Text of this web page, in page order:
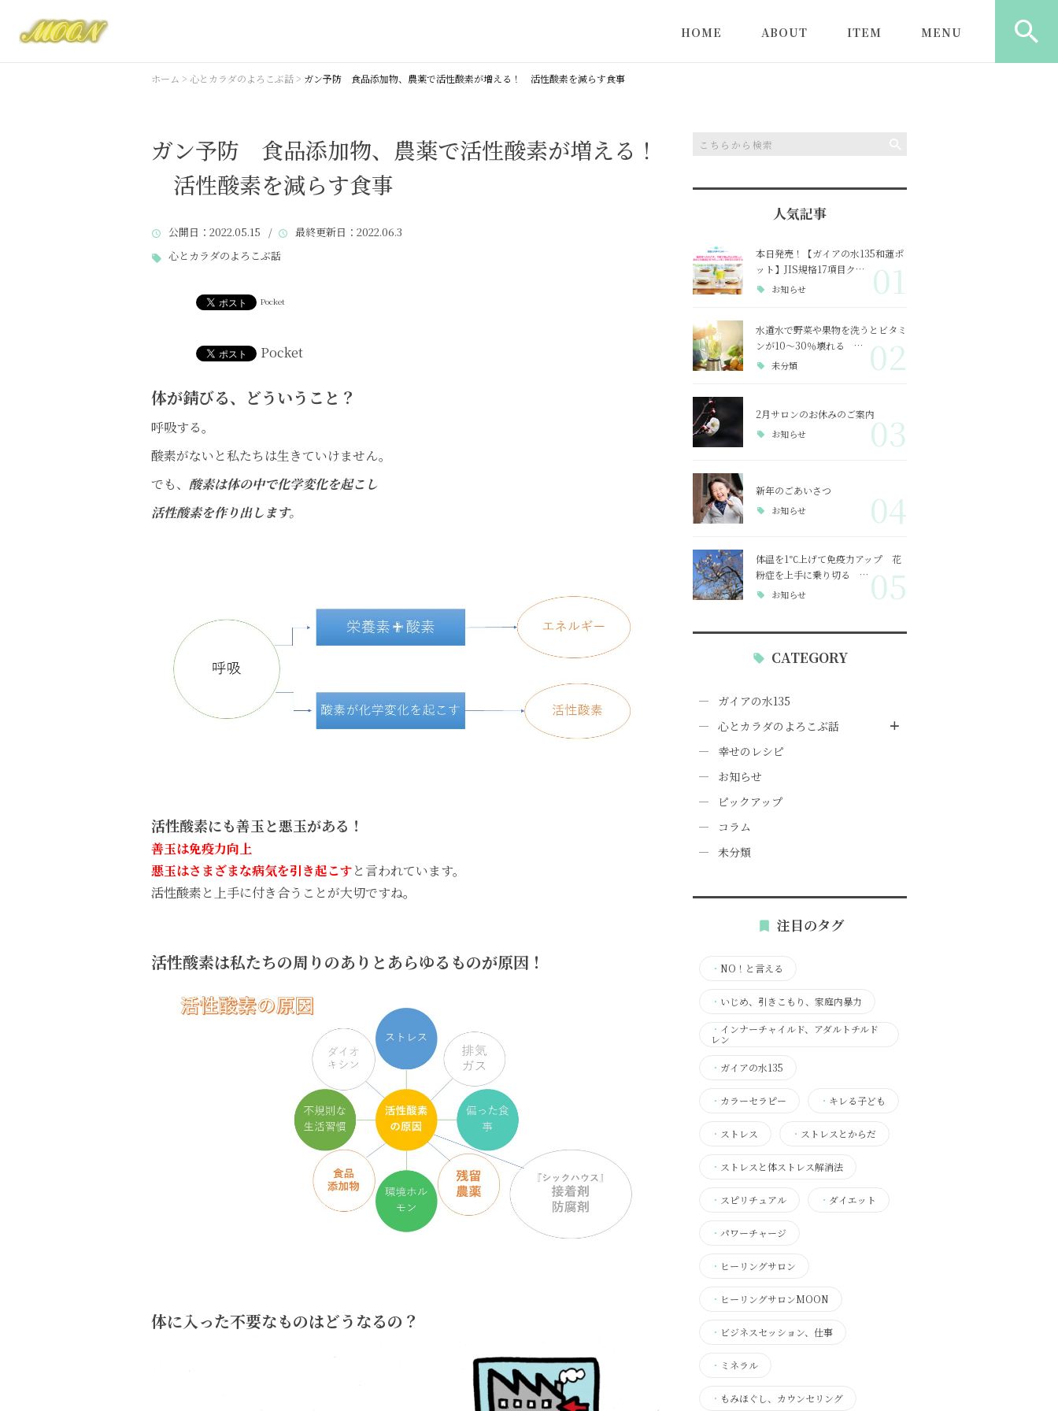
HOME ABOUT ITEM MENU
ホーム > 心とカラダのよろこぶ話 > ガン予防 食品添加物、農薬で活性酸素が増える！ 活性酸素を減らす食事
ガン予防 食品添加物、農薬で活性酸素が増える！
活性酸素を減らす食事
公開日 ：2022.05.15 / 最終更新日 ：2022.06.3
心とカラダのよろこぶ話
Pocket
Pocket
体が錆びる、どういうこと？
呼吸する。
酸素がないと私たちは生きていけません。
でも、 酸素は体の中で化学変化を起こし
活性酸素を作り出します。
活性酸素にも善玉と悪玉がある！
善玉は免疫力向上
悪玉はさまざまな病気を引き起こすと言われています。
活性酸素と上手に付き合うことが大切ですね。
活性酸素は私たちの周りのありとあらゆるものが原因！
体に入った不要なものはどうなるの？
人気記事
本日発売！【ガイアの水135和蓮ポ
ット】JIS規格17項目ク…
お知らせ 01
水道水で野菜や果物を洗うとビタミ
ンが10～30％壊れる …
未分類 02
2月サロンのお休みのご案内
お知らせ 03
新年のごあいさつ
お知らせ 04
体温を1℃上げて免疫力アップ 花
粉症を上手に乗り切る …
お知らせ 05
CATEGORY
ガイアの水135
心とカラダのよろこぶ話
幸せのレシピ
お知らせ
ピックアップ
コラム
未分類
注目のタグ
・ NO！と言える
・ いじめ、引きこもり、家庭内暴力
・ インナーチャイルド、アダルトチルド
レン
・ ガイアの水135
・ カラーセラピー ・ キレる子ども
・ ストレス ・ ストレスとからだ
・ ストレスと体ストレス解消法
・ スピリチュアル ・ ダイエット
・ パワーチャージ
・ ヒーリングサロン
・ ヒーリングサロンMOON
・ ビジネスセッション、仕事
・ ミネラル
・ もみほぐし、カウンセリング